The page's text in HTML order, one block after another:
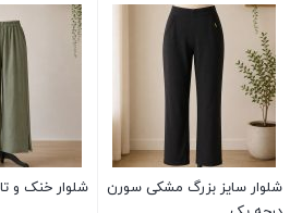
شلوار سایز بزرگ مشکی سورن
شلوار خنک و